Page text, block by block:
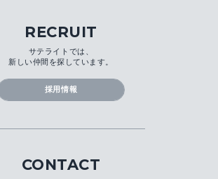
RECRUIT
サテライトでは、
新しい仲間を探しています。
採用情報
CONTACT